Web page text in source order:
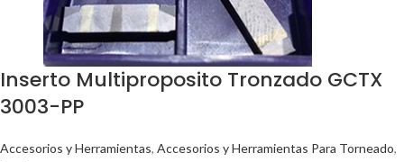
Inserto Multiproposito Tronzado GCTX
3003-PP
Accesorios y Herramientas, Accesorios y Herramientas Para Torneado,